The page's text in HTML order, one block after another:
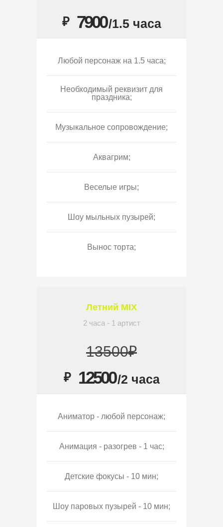
₽ 7900/1.5 часа
Любой персонаж на 1.5 часа;
Необходимый реквизит для
праздника;
Музыкальное сопровождение;
Аквагрим;
Веселые игры;
Шоу мыльных пузырей;
Вынос торта;
Летний MIX
2 часа - 1 артист
13500₽
₽ 12500/2 часа
Аниматор - любой персонаж;
Анимация - разогрев - 1 час;
Детские фокусы - 10 мин;
Шоу паровых пузырей - 10 мин;